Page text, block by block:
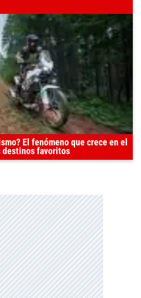
El fenómeno que crece en el
destinos favoritos